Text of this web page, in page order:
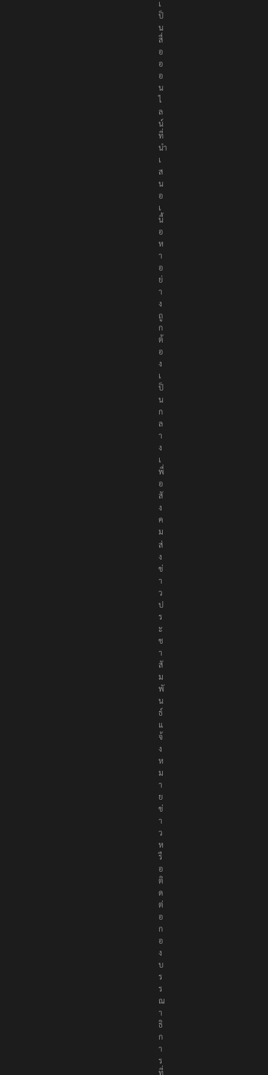
เ
ป็
น
สื่
อ
อ
อ
น
ไ
ล
น์
ที่
นำ
เ
ส
น
อ
เ
นื้
อ
ห
า
อ
ย่
า
ง
ถู
ก
ต้
อ
ง
เ
ป็
น
ก
ล
า
ง
เ
พื่
อ
สั
ง
ค
ม
ส่
ง
ข่
า
ว
ป
ร
ะ
ช
า
สั
ม
พั
น
ธ์
แ
จ้
ง
ห
ม
า
ย
ข่
า
ว
ห
รื
อ
ติ
ด
ต่
อ
ก
อ
ง
บ
ร
ร
ณ
า
ธิ
ก
า
ร
ที่